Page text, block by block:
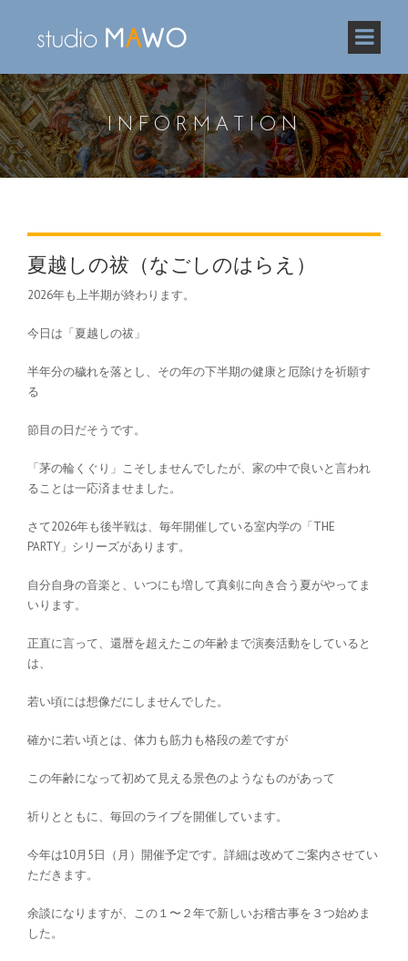
INFORMATION
夏越しの祓（なごしのはらえ）
2026年も上半期が終わります。
今日は「夏越しの祓」
半年分の穢れを落とし、その年の下半期の健康と厄除けを祈願す
る
節目の日だそうです。
「茅の輪くぐり」こそしませんでしたが、家の中で良いと言われ
ることは一応済ませました。
さて2026年も後半戦は、毎年開催している室内学の「THE
PARTY」シリーズがあります。
自分自身の音楽と、いつにも増して真剣に向き合う夏がやってま
いります。
正直に言って、還暦を超えたこの年齢まで演奏活動をしていると
は、
若い頃には想像だにしませんでした。
確かに若い頃とは、体力も筋力も格段の差ですが
この年齢になって初めて見える景色のようなものがあって
祈りとともに、毎回のライブを開催しています。
今年は10月5日（月）開催予定です。詳細は改めてご案内させてい
ただきます。
余談になりますが、この１〜２年で新しいお稽古事を３つ始めま
した。